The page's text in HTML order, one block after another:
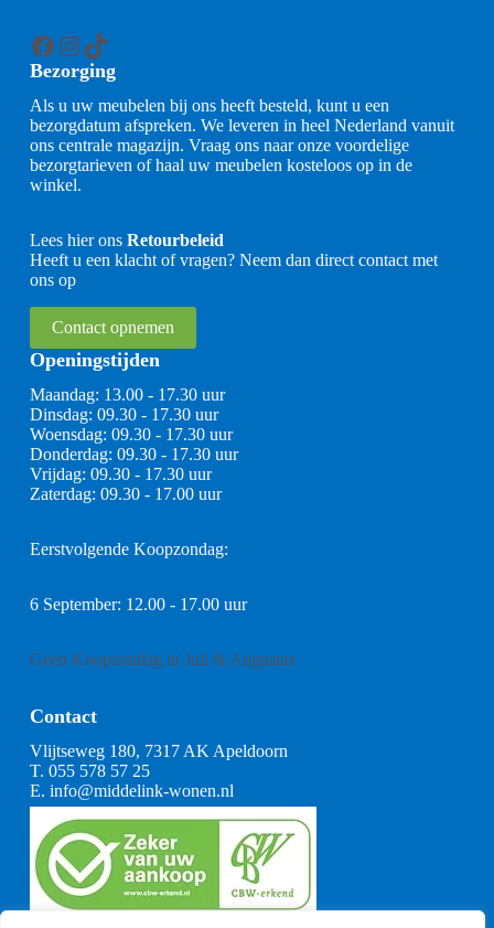
Facebook
Instagram
TikTok
Bezorging
Als u uw meubelen bij ons heeft besteld, kunt u een
bezorgdatum afspreken. We leveren in heel Nederland vanuit
ons centrale magazijn. Vraag ons naar onze voordelige
bezorgtarieven of haal uw meubelen kosteloos op in de
winkel.
Lees hier ons Retourbeleid
Heeft u een klacht of vragen? Neem dan direct contact met
ons op
Contact opnemen
Openingstijden
Maandag: 13.00 - 17.30 uur
Dinsdag: 09.30 - 17.30 uur
Woensdag: 09.30 - 17.30 uur
Donderdag: 09.30 - 17.30 uur
Vrijdag: 09.30 - 17.30 uur
Zaterdag: 09.30 - 17.00 uur
Eerstvolgende Koopzondag:
6 September: 12.00 - 17.00 uur
Geen Koopzondag in Juli & Augustus
Contact
Vlijtseweg 180, 7317 AK Apeldoorn
T. 055 578 57 25
E. info@middelink-wonen.nl